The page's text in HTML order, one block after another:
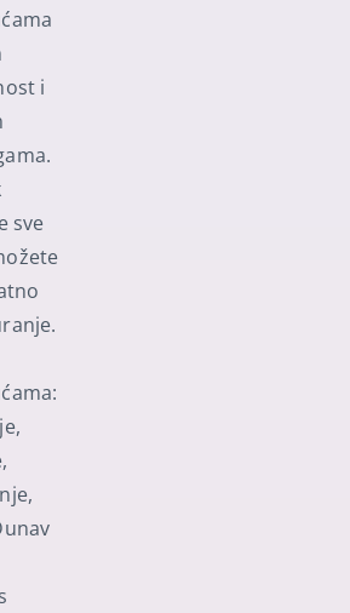
i
sve